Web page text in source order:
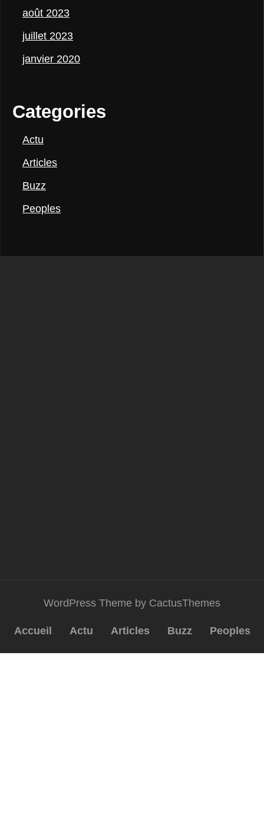
août 2023
juillet 2023
janvier 2020
Categories
Actu
Articles
Buzz
Peoples
WordPress Theme by CactusThemes
Accueil Actu Articles Buzz Peoples